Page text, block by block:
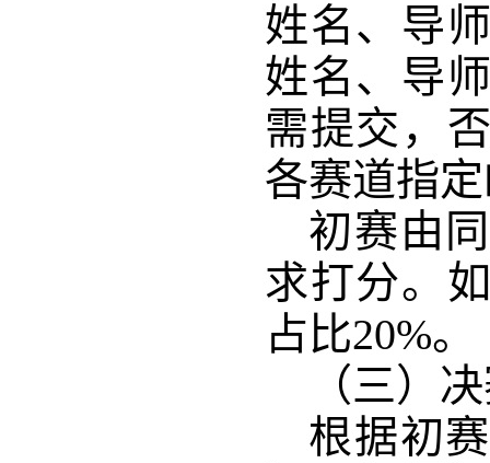
姓名、导
姓名、导
需提交，
各赛道指
初赛由
求打分。
占比20%。
（三）
根据初